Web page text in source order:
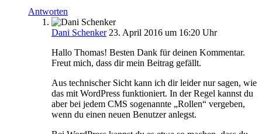
Antworten
Dani Schenker 23. April 2016 um 16:20 Uhr
Hallo Thomas! Besten Dank für deinen Kommentar.
Freut mich, dass dir mein Beitrag gefällt.
Aus technischer Sicht kann ich dir leider nur sagen, wie
das mit WordPress funktioniert. In der Regel kannst du
aber bei jedem CMS sogenannte „Rollen“ vergeben,
wenn du einen neuen Benutzer anlegst.